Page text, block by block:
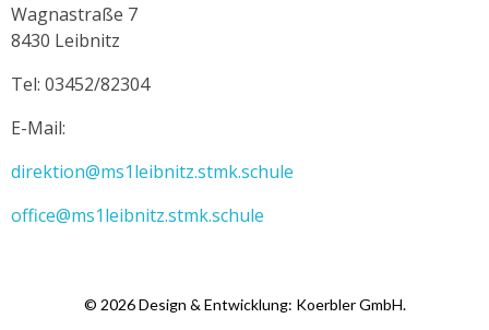
Wagnastraße 7
8430 Leibnitz
Tel: 03452/82304
E-Mail:
direktion@ms1leibnitz.stmk.schule
office@ms1leibnitz.stmk.schule
© 2026 Design & Entwicklung: Koerbler GmbH.